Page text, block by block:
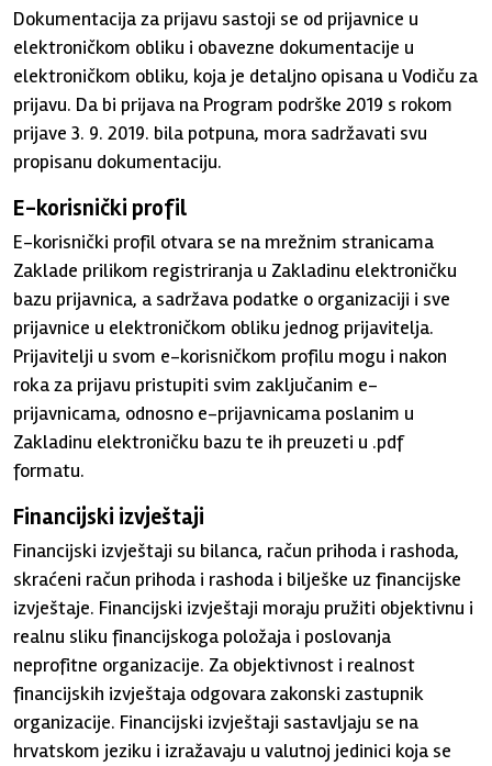
Dokumentacija za prijavu sastoji se od prijavnice u
elektroničkom obliku i obavezne dokumentacije u
elektroničkom obliku, koja je detaljno opisana u Vodiču za
prijavu. Da bi prijava na Program podrške 2019 s rokom
prijave 3. 9. 2019. bila potpuna, mora sadržavati svu
propisanu dokumentaciju.
E-korisnički profil
E-korisnički profil otvara se na mrežnim stranicama
Zaklade prilikom registriranja u Zakladinu elektroničku
bazu prijavnica, a sadržava podatke o organizaciji i sve
prijavnice u elektroničkom obliku jednog prijavitelja.
Prijavitelji u svom e-korisničkom profilu mogu i nakon
roka za prijavu pristupiti svim zaključanim e-
prijavnicama, odnosno e-prijavnicama poslanim u
Zakladinu elektroničku bazu te ih preuzeti u .pdf
formatu.
Financijski izvještaji
Financijski izvještaji su bilanca, račun prihoda i rashoda,
skraćeni račun prihoda i rashoda i bilješke uz financijske
izvještaje. Financijski izvještaji moraju pružiti objektivnu i
realnu sliku financijskoga položaja i poslovanja
neprofitne organizacije. Za objektivnost i realnost
financijskih izvještaja odgovara zakonski zastupnik
organizacije. Financijski izvještaji sastavljaju se na
hrvatskom jeziku i izražavaju u valutnoj jedinici koja se